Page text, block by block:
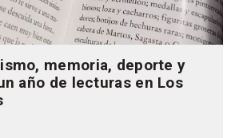
memoria, deporte y
año de lecturas en Los